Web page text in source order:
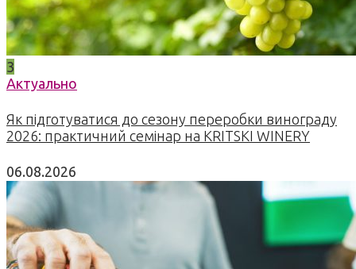
3
Актуально
Як підготуватися до сезону переробки винограду
2026: практичний семінар на KRITSKI WINERY
06.08.2026